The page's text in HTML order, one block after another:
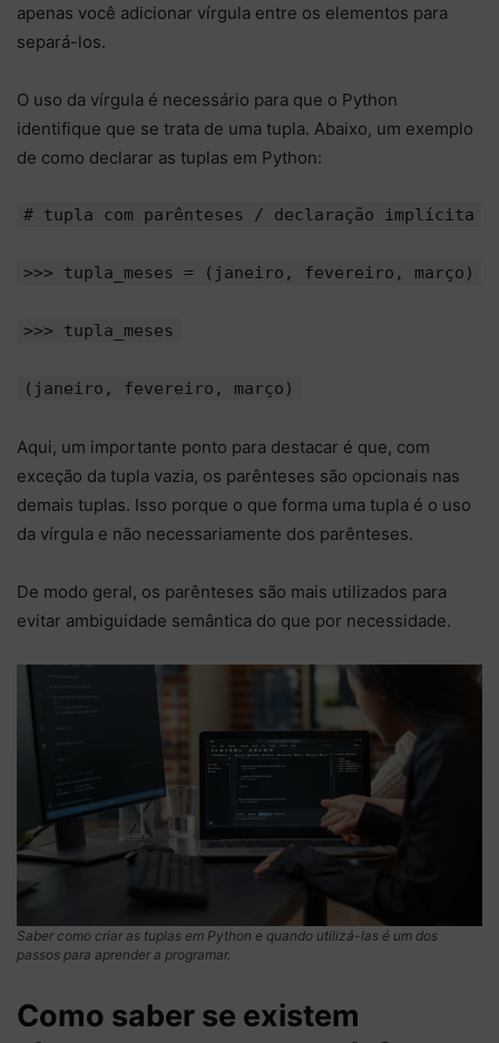
apenas você adicionar vírgula entre os elementos para
separá-los.
O uso da vírgula é necessário para que o Python
identifique que se trata de uma tupla. Abaixo, um exemplo
de como declarar as tuplas em Python:
# tupla com parênteses / declaração implícita
>>> tupla_meses = (janeiro, fevereiro, março)
>>> tupla_meses
(janeiro, fevereiro, março)
Aqui, um importante ponto para destacar é que, com
exceção da tupla vazia, os parênteses são opcionais nas
demais tuplas. Isso porque o que forma uma tupla é o uso
da vírgula e não necessariamente dos parênteses.
De modo geral, os parênteses são mais utilizados para
evitar ambiguidade semântica do que por necessidade.
Saber como criar as tuplas em Python e quando utilizá-las é um dos
passos para aprender a programar.
Como saber se existem